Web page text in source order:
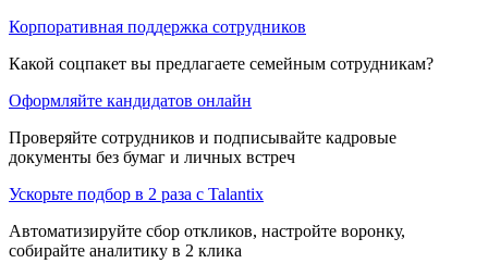
Корпоративная поддержка сотрудников
Какой соцпакет вы предлагаете семейным сотрудникам?
Оформляйте кандидатов онлайн
Проверяйте сотрудников и подписывайте кадровые
документы без бумаг и личных встреч
Ускорьте подбор в 2 раза с Talantix
Автоматизируйте сбор откликов, настройте воронку,
собирайте аналитику в 2 клика